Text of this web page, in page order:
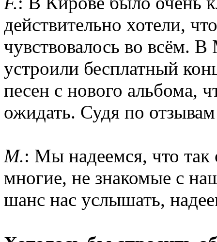
действительно хотели,
чувствовалось во всём.
устроили бесплатный
песен с нового альбома,
ожидать. Судя по
M.: Мы надеемся, что
многие, не знакомые с
шанс нас услышать,